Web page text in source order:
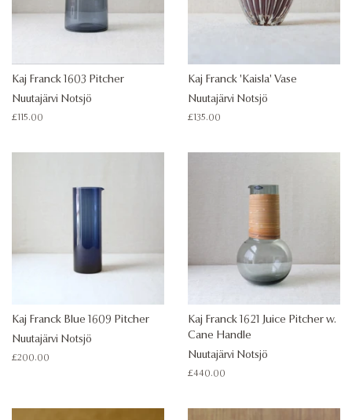
Kaj Franck 1603 Pitcher
Nuutajärvi Notsjö
Regular
£115.00
Kaj Franck 'Kaisla' Vase
Nuutajärvi Notsjö
Regular
£135.00
Kaj Franck Blue 1609 Pitcher
Nuutajärvi Notsjö
Regular
£200.00
Kaj Franck 1621 Juice Pitcher w.
Cane Handle
Nuutajärvi Notsjö
Regular
£440.00